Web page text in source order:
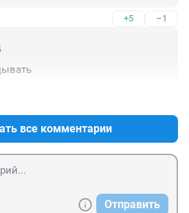
+5 –1
все комментарии
Отправить